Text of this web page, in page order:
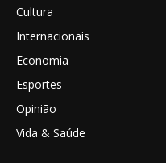
Cultura
Internacionais
Economia
Esportes
Opinião
Vida & Saúde